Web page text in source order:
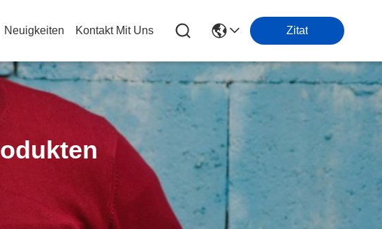
Neuigkeiten Kontakt Mit Uns Zitat